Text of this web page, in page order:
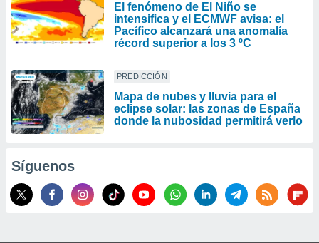
El fenómeno de El Niño se
intensifica y el ECMWF avisa: el
Pacífico alcanzará una anomalía
récord superior a los 3 ºC
PREDICCIÓN
Mapa de nubes y lluvia para el
eclipse solar: las zonas de España
donde la nubosidad permitirá verlo
Síguenos